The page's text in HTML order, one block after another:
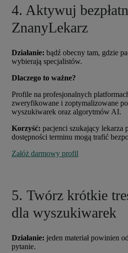
4. Aktywuj
ZnanyLekarz
Działanie: bądź obecny tam, gdzie
wybierają specjalistów.
Dlaczego to ważne?
Profile na profesjonalnych
zweryfikowane i zoptymalizowane
wyszukiwarek oraz algorytmów AI.
Korzyść: pacjenci szukający lekarza
dostępności terminu mogą trafić
Załóż darmowy profil
5. Twórz krótkie
dla wyszukiwarek
Działanie: jeden materiał powinien
pytanie.